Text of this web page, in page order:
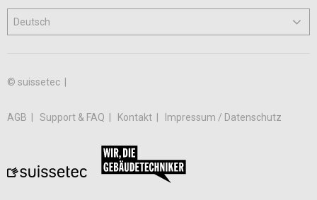
© suissetec |
AGB Support & FAQ Kontakt Impressum / Datenschutz